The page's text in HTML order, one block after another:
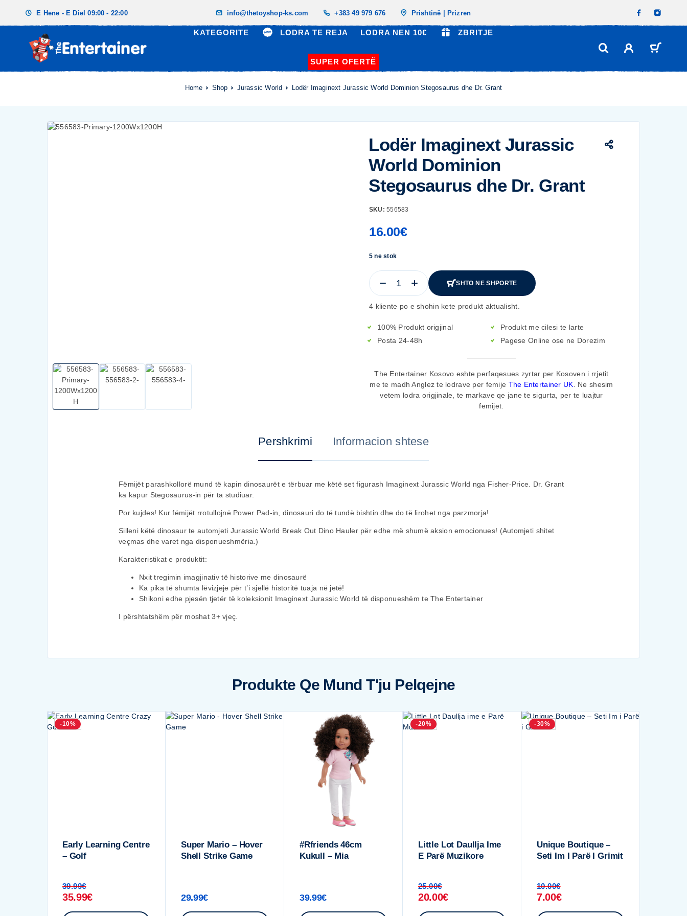
E Hene - E Diel 09:00 - 22:00 info@thetoyshop-ks.com +383 49 979 676 Prishtinë | Prizren
KATEGORITE LODRA TE REJA LODRA NEN 10€ ZBRITJE
SUPER OFERTË
Home Shop Jurassic World Lodër Imaginext Jurassic World Dominion Stegosaurus dhe Dr. Grant
Lodër Imaginext Jurassic
World Dominion
Stegosaurus dhe Dr. Grant
SKU:556583
16.00€
5 ne stok
SHTO NE SHPORTE
4 kliente po e shohin kete produkt aktualisht.
100% Produkt origjinal
Posta 24-48h
Produkt me cilesi te larte
Pagese Online ose ne Dorezim
The Entertainer Kosovo eshte perfaqesues zyrtar per Kosoven i rrjetit
me te madh Anglez te lodrave per femije The Entertainer UK . Ne shesim
vetem lodra origjinale, te markave qe jane te sigurta, per te luajtur
femijet.
Pershkrimi Informacion shtese
Fëmijët parashkollorë mund të kapin dinosaurët e tërbuar me këtë set figurash Imaginext Jurassic World nga Fisher-Price. Dr. Grant
ka kapur Stegosaurus-in për ta studiuar.
Por kujdes! Kur fëmijët rrotullojnë Power Pad-in, dinosauri do të tundë bishtin dhe do të lirohet nga parzmorja!
Silleni këtë dinosaur te automjeti Jurassic World Break Out Dino Hauler për edhe më shumë aksion emocionues! (Automjeti shitet
veçmas dhe varet nga disponueshmëria.)
Karakteristikat e produktit:
Nxit tregimin imagjinativ të historive me dinosaurë
Ka pika të shumta lëvizjeje për t’i sjellë historitë tuaja në jetë!
Shikoni edhe pjesën tjetër të koleksionit Imaginext Jurassic World të disponueshëm te The Entertainer
I përshtatshëm për moshat 3+ vjeç.
Produkte Qe Mund T'ju Pelqejne
-10%
Early Learning Centre
– Golf
39.99€
35.99€
Super Mario – Hover
Shell Strike Game
29.99€
#Rfriends 46cm
Kukull – Mia
39.99€
-20%
Little Lot Daullja Ime
E Parë Muzikore
25.00€
20.00€
-30%
Unique Boutique –
Seti Im I Parë I Grimit
10.00€
7.00€